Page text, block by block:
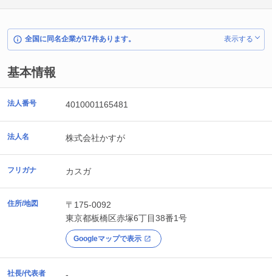
全国に同名企業が17件あります。 表示する
基本情報
法人番号 4010001165481
法人名 株式会社かすが
フリガナ カスガ
住所/地図
〒175-0092
東京都板橋区赤塚6丁目38番1号
Googleマップで表示
社長/代表者 -